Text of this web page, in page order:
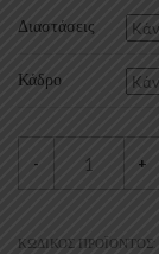
Διαστάσεις
Κάδρο
- +
ΚΩΔΙΚΌΣ ΠΡΟΪΌΝΤΟΣ: